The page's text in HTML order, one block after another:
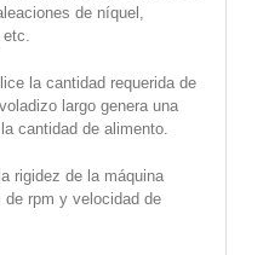
de níquel,
la cantidad requerida de
largo genera una
cantidad de alimento.
rigidez de la máquina
de rpm y velocidad de